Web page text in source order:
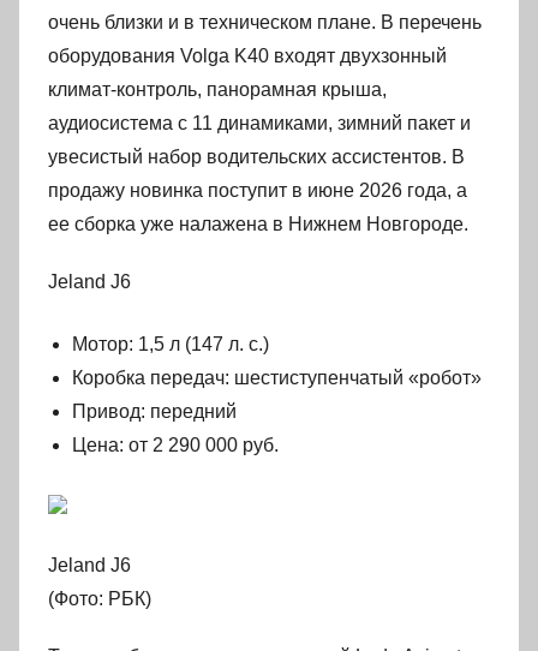
очень близки и в техническом плане. В перечень
оборудования Volga K40 входят двухзонный
климат-контроль, панорамная крыша,
аудиосистема с 11 динамиками, зимний пакет и
увесистый набор водительских ассистентов. В
продажу новинка поступит в июне 2026 года, а
ее сборка уже налажена в Нижнем Новгороде.
Jeland J6
Мотор: 1,5 л (147 л. с.)
Коробка передач: шестиступенчатый «робот»
Привод: передний
Цена: от 2 290 000 руб.
Jeland J6
(Фото: РБК)